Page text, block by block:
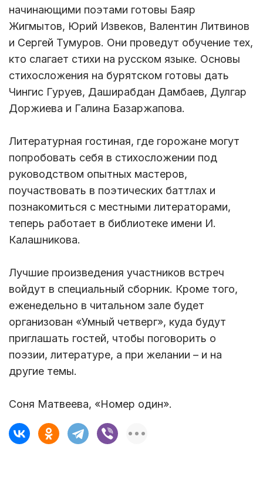
начинающими поэтами готовы Баяр
Жигмытов, Юрий Извеков, Валентин Литвинов
и Сергей Тумуров. Они проведут обучение тех,
кто слагает стихи на русском языке. Основы
стихосложения на бурятском готовы дать
Чингис Гуруев, Даширабдан Дамбаев, Дулгар
Доржиева и Галина Базаржапова.
Литературная гостиная, где горожане могут
попробовать себя в стихосложении под
руководством опытных мастеров,
поучаствовать в поэтических баттлах и
познакомиться с местными литераторами,
теперь работает в библиотеке имени И.
Калашникова.
Лучшие произведения участников встреч
войдут в специальный сборник. Кроме того,
еженедельно в читальном зале будет
организован «Умный четверг», куда будут
приглашать гостей, чтобы поговорить о
поэзии, литературе, а при желании – и на
другие темы.
Соня Матвеева, «Номер один».